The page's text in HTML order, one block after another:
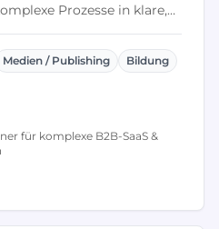
Prozesse in klare,
Medien / Publishing
Bildung
für komplexe B2B-SaaS &